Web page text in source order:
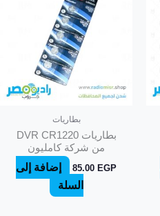
بطاريات
بطاريات DVR CR1220
من شركة كامليون
85.00 EGP
إضافة إلى
السلة